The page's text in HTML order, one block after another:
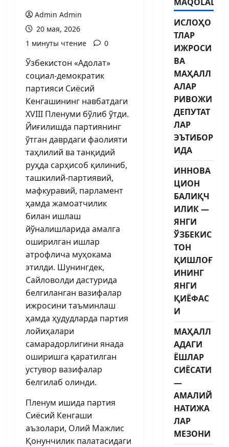
Admin Admin
20 мая, 2026
1 минуты чтение
0
Ўзбекистон «Адолат»
социал-демократик
партияси Сиёсий
Кенгашининг навбатдаги
XVIII Пленуми бўлиб ўтди.
Йиғилишда партиянинг
ўтган даврдаги фаолияти
таҳлилий ва танқидий
руҳда сарҳисоб қилиниб,
ташкилий-партиявий,
мафкуравий, парламент
ҳамда жамоатчилик
билан ишлаш
йўналишларида амалга
оширилган ишлар
атрофлича муҳокама
этилди. Шунингдек,
Сайловолди дастурида
белгиланган вазифалар
ижросини таъминлаш
ҳамда ҳудудларда партия
лойиҳалари
самарадорлигини янада
оширишга қаратилган
устувор вазифалар
белгилаб олинди.
Пленум ишида партия
Сиёсий Кенгаши
аъзолари, Олий Мажлис
Қонунчилик палатасидаги
ИСЛОҲО
ТЛАР
ИЖРОСИ
ВА
МАҲАЛЛ
АЛАР
РИВОЖИ
ДЕПУТАТ
ЛАР
ЭЪТИБОР
ИДА
ИННОВА
ЦИОН
БАЛИҚЧ
ИЛИК —
ЯНГИ
ЎЗБЕКИС
ТОН
ҚИШЛОҒ
ИНИНГ
ЯНГИ
ҚИЁФАС
И
МАҲАЛЛ
АДАГИ
ЁШЛАР
СИЁСАТИ
—
АМАЛИЙ
НАТИЖА
ЛАР
МЕЗОНИ